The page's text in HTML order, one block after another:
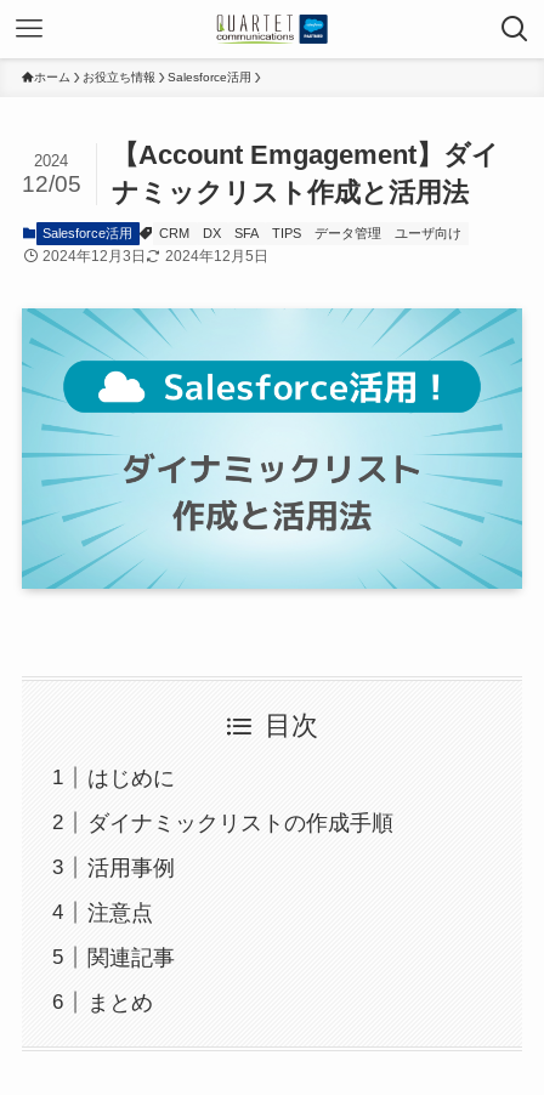
ホーム お役立ち情報 Salesforce活用
【Account Emgagement】ダイ
ナミックリスト作成と活用法
2024
12/05
Salesforce活用 CRM DX SFA TIPS データ管理 ユーザ向け
2024年12月3日 2024年12月5日
目次
はじめに
ダイナミックリストの作成手順
活用事例
注意点
関連記事
まとめ